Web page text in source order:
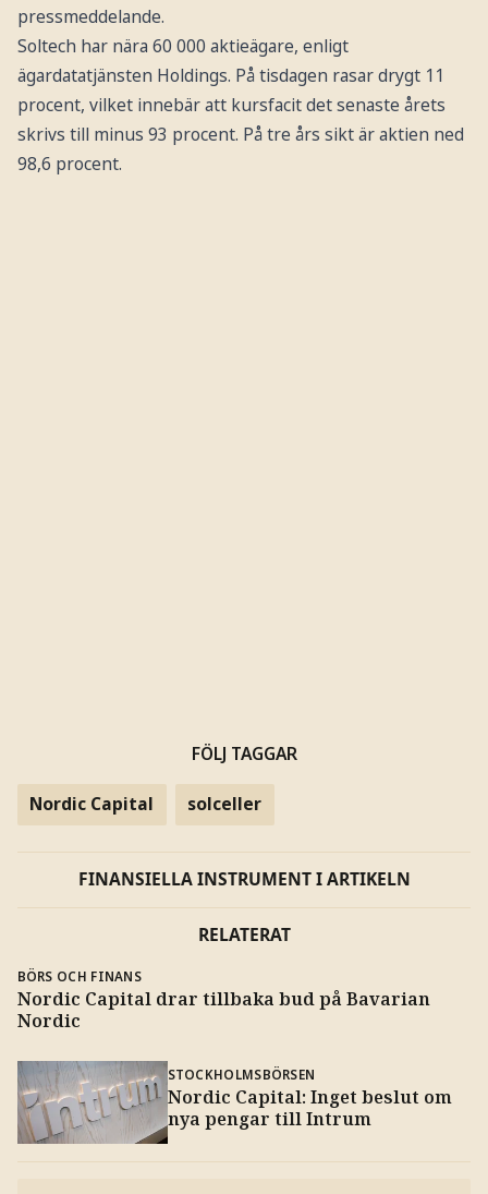
pressmeddelande.
Soltech har nära 60 000 aktieägare, enligt
ägardatatjänsten Holdings. På tisdagen rasar drygt 11
procent, vilket innebär att kursfacit det senaste årets
skrivs till minus 93 procent. På tre års sikt är aktien ned
98,6 procent.
FÖLJ TAGGAR
Nordic Capital solceller
FINANSIELLA INSTRUMENT I ARTIKELN
RELATERAT
BÖRS OCH FINANS
Nordic Capital drar tillbaka bud på Bavarian
Nordic
STOCKHOLMSBÖRSEN
Nordic Capital: Inget beslut om
nya pengar till Intrum